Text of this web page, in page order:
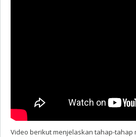
Video berikut menjelaskan tahap-tahap